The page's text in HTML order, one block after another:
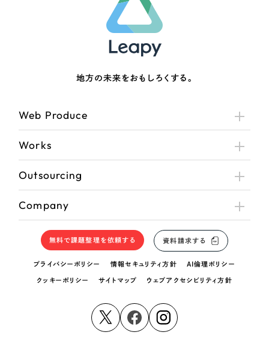
地方の未来をおもしろくする。
Web Produce
Works
Outsourcing
Company
無料で課題整理を依頼する 資料請求する
プライバシーポリシー 情報セキュリティ方針 AI倫理ポリシー
クッキーポリシー サイトマップ ウェブアクセシビリティ方針